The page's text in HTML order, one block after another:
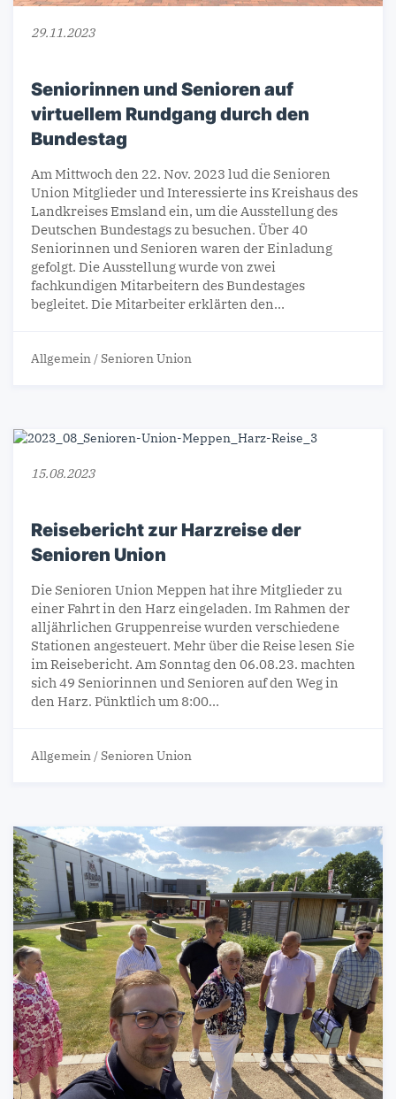
29.11.2023
Seniorinnen und Senioren auf
virtuellem Rundgang durch den
Bundestag
Am Mittwoch den 22. Nov. 2023 lud die Senioren
Union Mitglieder und Interessierte ins Kreishaus des
Landkreises Emsland ein, um die Ausstellung des
Deutschen Bundestags zu besuchen. Über 40
Seniorinnen und Senioren waren der Einladung
gefolgt. Die Ausstellung wurde von zwei
fachkundigen Mitarbeitern des Bundestages
begleitet. Die Mitarbeiter erklärten den…
Allgemein /Senioren Union
15.08.2023
Reisebericht zur Harzreise der
Senioren Union
Die Senioren Union Meppen hat ihre Mitglieder zu
einer Fahrt in den Harz eingeladen. Im Rahmen der
alljährlichen Gruppenreise wurden verschiedene
Stationen angesteuert. Mehr über die Reise lesen Sie
im Reisebericht. Am Sonntag den 06.08.23. machten
sich 49 Seniorinnen und Senioren auf den Weg in
den Harz. Pünktlich um 8:00…
Allgemein /Senioren Union